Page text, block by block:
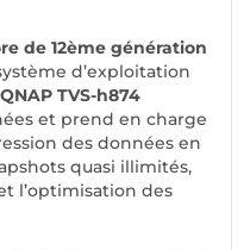
de 12ème génération
d’exploitation
TVS-h874
et prend en charge
des données en
quasi illimités,
l’optimisation des